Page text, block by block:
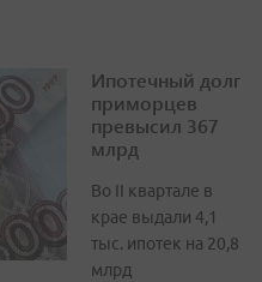
Ипотечный долг
приморцев
превысил 367
млрд
Во II квартале в
крае выдали 4,1
тыс. ипотек на 20,8
млрд